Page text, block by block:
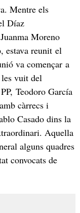
Mentre els
Díaz
Moreno
estava reunit el
va començar a
vuit del
Teodoro García
càrrecs i
Casado dins la
Aquella
alguns quadres
convocats de